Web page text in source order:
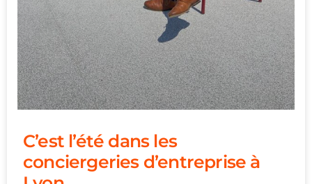
C’est l’été dans les
conciergeries d’entreprise à